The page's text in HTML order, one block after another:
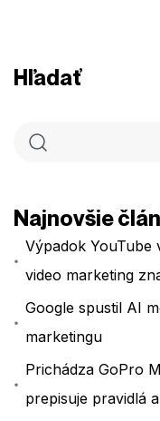
Hľadať
Najnovšie
Výpadok YouTube
video marketing
Google spustil AI
marketingu
Prichádza GoPro
prepisuje pravidlá